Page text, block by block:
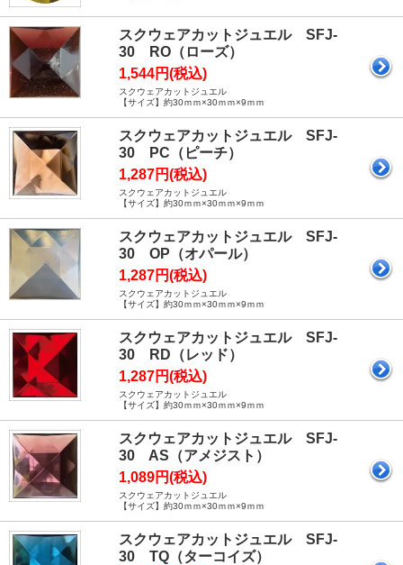
スクウェアカットジュエル SFJ-
30 RO（ローズ）
1,544円(税込)
スクウェアカットジュエル
【サイズ】約30ｍｍ×30ｍｍ×9ｍｍ
スクウェアカットジュエル SFJ-
30 PC（ピーチ）
1,287円(税込)
スクウェアカットジュエル
【サイズ】約30ｍｍ×30ｍｍ×9ｍｍ
スクウェアカットジュエル SFJ-
30 OP（オパール）
1,287円(税込)
スクウェアカットジュエル
【サイズ】約30ｍｍ×30ｍｍ×9ｍｍ
スクウェアカットジュエル SFJ-
30 RD（レッド）
1,287円(税込)
スクウェアカットジュエル
【サイズ】約30ｍｍ×30ｍｍ×9ｍｍ
スクウェアカットジュエル SFJ-
30 AS（アメジスト）
1,089円(税込)
スクウェアカットジュエル
【サイズ】約30ｍｍ×30ｍｍ×9ｍｍ
スクウェアカットジュエル SFJ-
30 TQ（ターコイズ）